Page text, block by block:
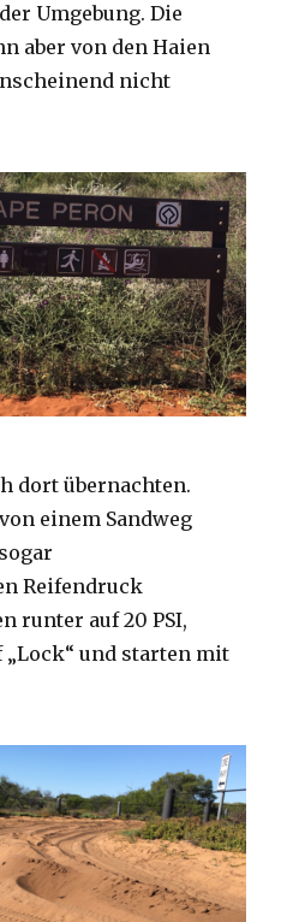
Umgebung. Die
aber von den Haien
nicht
dort übernachten.
einem Sandweg
Reifendruck
runter auf 20 PSI,
„Lock“ und starten mit